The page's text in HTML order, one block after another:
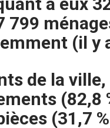
799
(il y
de la
(31,7